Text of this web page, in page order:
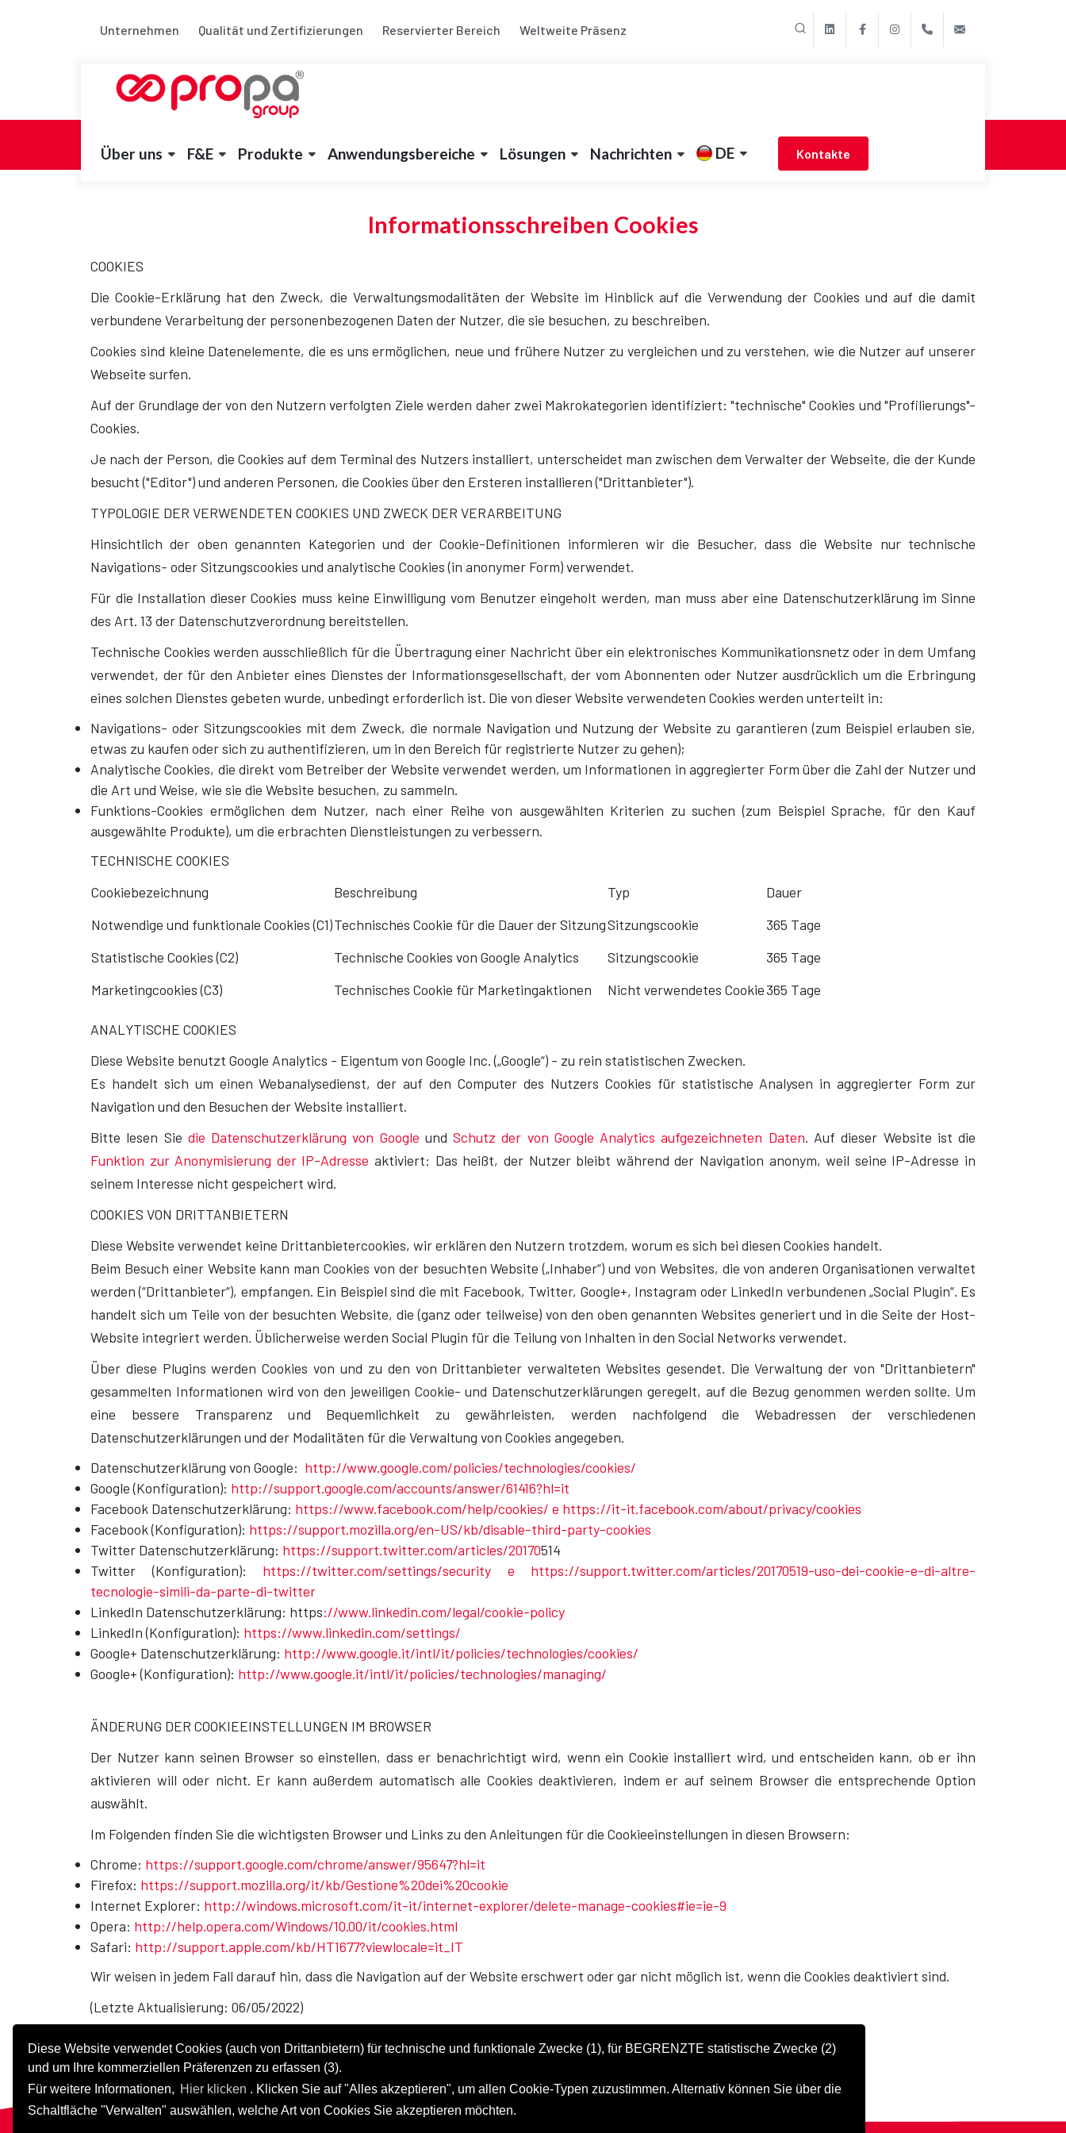
Unternehmen Qualität und Zertifizierungen Reservierter Bereich Weltweite Präsenz linkedinFacebookInstagram+39 011 9507788
Kontakte
Über uns F&E Produkte Anwendungsbereiche Lösungen Nachrichten DE
Cookies Informationsschreiben Reservierter Bereich Search Katalog herunterladen
Informationsschreiben Cookies
COOKIES
Die Cookie-Erklärung hat den Zweck, die Verwaltungsmodalitäten der Website im Hinblick auf die Verwendung der Cookies und auf die damit
verbundene Verarbeitung der personenbezogenen Daten der Nutzer, die sie besuchen, zu beschreiben.
Cookies sind kleine Datenelemente, die es uns ermöglichen, neue und frühere Nutzer zu vergleichen und zu verstehen, wie die Nutzer auf unserer
Webseite surfen.
Auf der Grundlage der von den Nutzern verfolgten Ziele werden daher zwei Makrokategorien identifiziert: "technische" Cookies und "Profilierungs"-
Cookies.
Je nach der Person, die Cookies auf dem Terminal des Nutzers installiert, unterscheidet man zwischen dem Verwalter der Webseite, die der Kunde
besucht ("Editor") und anderen Personen, die Cookies über den Ersteren installieren ("Drittanbieter").
TYPOLOGIE DER VERWENDETEN COOKIES UND ZWECK DER VERARBEITUNG
Hinsichtlich der oben genannten Kategorien und der Cookie-Definitionen informieren wir die Besucher, dass die Website nur technische
Navigations- oder Sitzungscookies und analytische Cookies (in anonymer Form) verwendet.
Für die Installation dieser Cookies muss keine Einwilligung vom Benutzer eingeholt werden, man muss aber eine Datenschutzerklärung im Sinne
des Art. 13 der Datenschutzverordnung bereitstellen.
Technische Cookies werden ausschließlich für die Übertragung einer Nachricht über ein elektronisches Kommunikationsnetz oder in dem Umfang
verwendet, der für den Anbieter eines Dienstes der Informationsgesellschaft, der vom Abonnenten oder Nutzer ausdrücklich um die Erbringung
eines solchen Dienstes gebeten wurde, unbedingt erforderlich ist. Die von dieser Website verwendeten Cookies werden unterteilt in:
Navigations- oder Sitzungscookies mit dem Zweck, die normale Navigation und Nutzung der Website zu garantieren (zum Beispiel erlauben sie,
etwas zu kaufen oder sich zu authentifizieren, um in den Bereich für registrierte Nutzer zu gehen);
Analytische Cookies, die direkt vom Betreiber der Website verwendet werden, um Informationen in aggregierter Form über die Zahl der Nutzer und
die Art und Weise, wie sie die Website besuchen, zu sammeln.
Funktions-Cookies ermöglichen dem Nutzer, nach einer Reihe von ausgewählten Kriterien zu suchen (zum Beispiel Sprache, für den Kauf
ausgewählte Produkte), um die erbrachten Dienstleistungen zu verbessern.
TECHNISCHE COOKIES
Cookiebezeichnung
Beschreibung Typ
Dauer
Notwendige und funktionale Cookies (C1)Technisches Cookie für die Dauer der SitzungSitzungscookie
365 Tage
Statistische Cookies (C2)
Technische Cookies von Google Analytics Sitzungscookie
365 Tage
Marketingcookies (C3)
Technisches Cookie für Marketingaktionen Nicht verwendetes Cookie365 Tage
ANALYTISCHE COOKIES
Diese Website benutzt Google Analytics - Eigentum von Google Inc. („Google“) - zu rein statistischen Zwecken.
Es handelt sich um einen Webanalysedienst, der auf den Computer des Nutzers Cookies für statistische Analysen in aggregierter Form zur
Navigation und den Besuchen der Website installiert.
Bitte lesen Sie die Datenschutzerklärung von Google undSchutz der von Google Analytics aufgezeichneten Daten. Auf dieser Website ist die
Funktion zur Anonymisierung der IP-Adresse aktiviert: Das heißt, der Nutzer bleibt während der Navigation anonym, weil seine IP-Adresse in
seinem Interesse nicht gespeichert wird.
COOKIES VON DRITTANBIETERN
Diese Website verwendet keine Drittanbietercookies, wir erklären den Nutzern trotzdem, worum es sich bei diesen Cookies handelt.
Beim Besuch einer Website kann man Cookies von der besuchten Website („Inhaber“) und von Websites, die von anderen Organisationen verwaltet
werden (“Drittanbieter“), empfangen. Ein Beispiel sind die mit Facebook, Twitter, Google+, Instagram oder LinkedIn verbundenen „Social Plugin“. Es
handelt sich um Teile von der besuchten Website, die (ganz oder teilweise) von den oben genannten Websites generiert und in die Seite der Host-
Website integriert werden. Üblicherweise werden Social Plugin für die Teilung von Inhalten in den Social Networks verwendet.
Über diese Plugins werden Cookies von und zu den von Drittanbieter verwalteten Websites gesendet. Die Verwaltung der von "Drittanbietern"
gesammelten Informationen wird von den jeweiligen Cookie- und Datenschutzerklärungen geregelt, auf die Bezug genommen werden sollte. Um
eine bessere Transparenz und Bequemlichkeit zu gewährleisten, werden nachfolgend die Webadressen der verschiedenen
Datenschutzerklärungen und der Modalitäten für die Verwaltung von Cookies angegeben.
Datenschutzerklärung von Google: http://www.google.com/policies/technologies/cookies/
Google (Konfiguration): http://support.google.com/accounts/answer/61416?hl=it
Facebook Datenschutzerklärung: https://www.facebook.com/help/cookies/ e https://it-it.facebook.com/about/privacy/cookies
Facebook (Konfiguration): https://support.mozilla.org/en-US/kb/disable-third-party-cookies
Twitter Datenschutzerklärung: https://support.twitter.com/articles/20170514
Twitter (Konfiguration): https://twitter.com/settings/security e https://support.twitter.com/articles/20170519-uso-dei-cookie-e-di-altre-
tecnologie-simili-da-parte-di-twitter
LinkedIn Datenschutzerklärung: https://www.linkedin.com/legal/cookie-policy
LinkedIn (Konfiguration): https://www.linkedin.com/settings/
Google+ Datenschutzerklärung: http://www.google.it/intl/it/policies/technologies/cookies/
Google+ (Konfiguration): http://www.google.it/intl/it/policies/technologies/managing/
ÄNDERUNG DER COOKIEEINSTELLUNGEN IM BROWSER
Der Nutzer kann seinen Browser so einstellen, dass er benachrichtigt wird, wenn ein Cookie installiert wird, und entscheiden kann, ob er ihn
aktivieren will oder nicht. Er kann außerdem automatisch alle Cookies deaktivieren, indem er auf seinem Browser die entsprechende Option
auswählt.
Im Folgenden finden Sie die wichtigsten Browser und Links zu den Anleitungen für die Cookieeinstellungen in diesen Browsern:
Chrome: https://support.google.com/chrome/answer/95647?hl=it
Firefox: https://support.mozilla.org/it/kb/Gestione%20dei%20cookie
Internet Explorer: http://windows.microsoft.com/it-it/internet-explorer/delete-manage-cookies#ie=ie-9
Opera: http://help.opera.com/Windows/10.00/it/cookies.html
Safari: http://support.apple.com/kb/HT1677?viewlocale=it_IT
Wir weisen in jedem Fall darauf hin, dass die Navigation auf der Website erschwert oder gar nicht möglich ist, wenn die Cookies deaktiviert sind.
(Letzte Aktualisierung: 06/05/2022)
Diese Website verwendet Cookies (auch von Drittanbietern) für technische und funktionale Zwecke (1), für BEGRENZTE statistische Zwecke (2)
und um Ihre kommerziellen Präferenzen zu erfassen (3).
Für weitere Informationen, Hier klicken . Klicken Sie auf "Alles akzeptieren", um allen Cookie-Typen zuzustimmen. Alternativ können Sie über die
Schaltfläche "Verwalten" auswählen, welche Art von Cookies Sie akzeptieren möchten.